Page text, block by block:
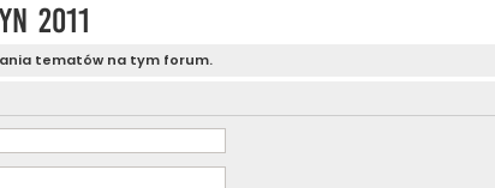
2011
tematów na tym forum.